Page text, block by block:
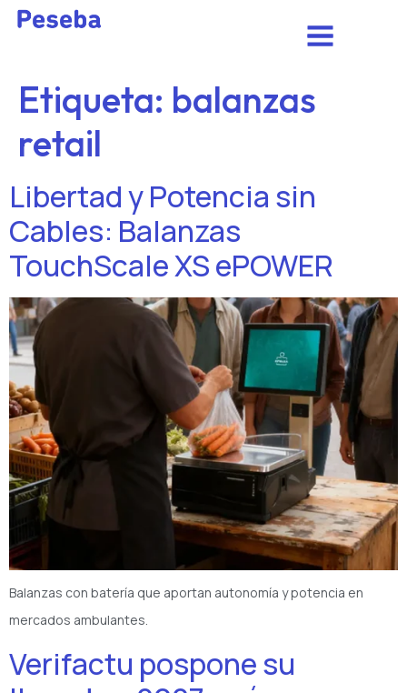
Etiqueta: balanzas
retail
Libertad y Potencia sin
Cables: Balanzas
TouchScale XS ePOWER
Balanzas con batería que aportan autonomía y potencia en
mercados ambulantes.
Verifactu pospone su